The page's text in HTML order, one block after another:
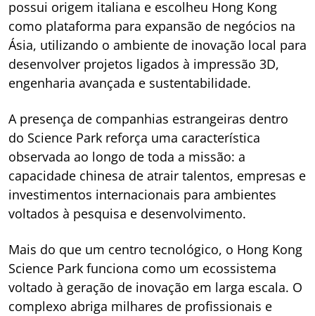
possui origem italiana e escolheu Hong Kong
como plataforma para expansão de negócios na
Ásia, utilizando o ambiente de inovação local para
desenvolver projetos ligados à impressão 3D,
engenharia avançada e sustentabilidade.
A presença de companhias estrangeiras dentro
do Science Park reforça uma característica
observada ao longo de toda a missão: a
capacidade chinesa de atrair talentos, empresas e
investimentos internacionais para ambientes
voltados à pesquisa e desenvolvimento.
Mais do que um centro tecnológico, o Hong Kong
Science Park funciona como um ecossistema
voltado à geração de inovação em larga escala. O
complexo abriga milhares de profissionais e